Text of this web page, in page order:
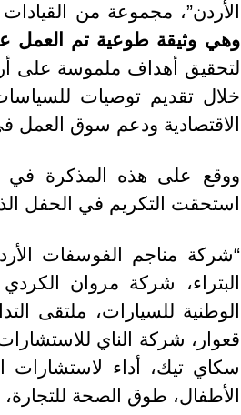
الأردن”، مجموعة من
وهي وثيقة طوعية تم العمل
لتحقيق أهداف ملموسة على أرض
خلال تقديم توصيات
الاقتصادية ودعم سوق العمل
ووقع على هذه المذكرة في
استحقت التكريم في الحفل الذي
“شركة مناجم الفوسفات
البتراء، شركة مروان
الوطنية للسيارات، ملتقى
قعوار، شركة الناي
سكاي تيك، أداء لاستشارات
الأطفال، طوق الصحة